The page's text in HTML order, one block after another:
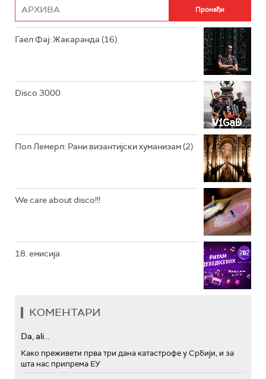
РАДИО РОКЕНРОЛЕР
Гаел Фај: Жакаранда (16)
Disco 3000
Пол Лемерл: Рани византијски хуманизам (2)
We care about disco!!!
18. емисија
КОМЕНТАРИ
Da, ali...
Како преживети прва три дана катастрофе у Србији, и за
шта нас припрема ЕУ